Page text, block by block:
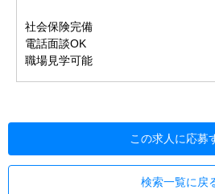
社会保険完備
電話面談OK
職場見学可能
この求人に応募
検索一覧に戻